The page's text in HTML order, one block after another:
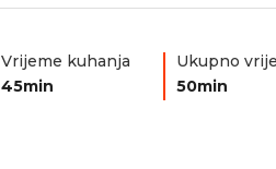
Vrijeme kuhanja
45min
Ukupno
50min